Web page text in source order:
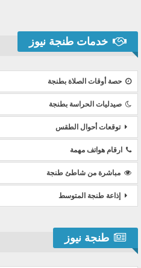
خدمات طنجة نيوز
حصة أوقات الصلاة بطنجة
صيدليات الحراسة بطنجة
توقعات أحوال الطقس
ارقام هواتف مهمة
مباشرة من شاطئ طنجة
إذاعة طنجة المتوسط
طنجة نيوز